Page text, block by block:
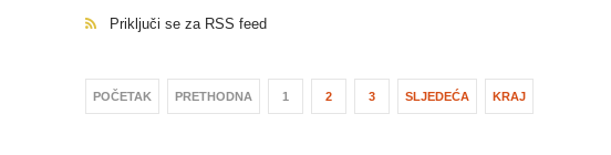
Priključi se za RSS feed
POČETAK PRETHODNA 1 2 3 SLJEDEĆA KRAJ